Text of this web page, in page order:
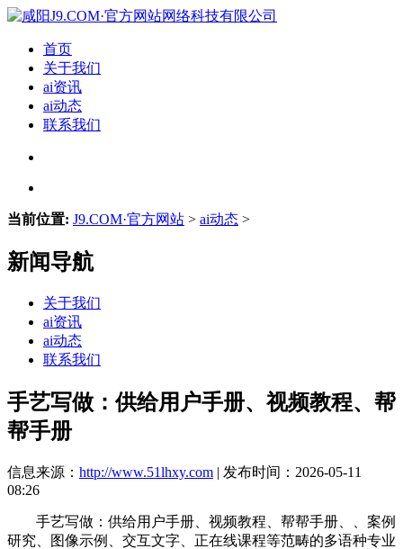
首页
关于我们
ai资讯
ai动态
联系我们
当前位置: J9.COM·官方网站 > ai动态 >
新闻导航
关于我们
ai资讯
ai动态
联系我们
手艺写做：供给用户手册、视频教程、帮
帮手册
信息来源： http://www.51lhxy.com | 发布时间：2026-05-11
08:26
手艺写做：供给用户手册、视频教程、帮帮手册、、案例
研究、图像示例、交互文字、正在线课程等范畴的多语种专业